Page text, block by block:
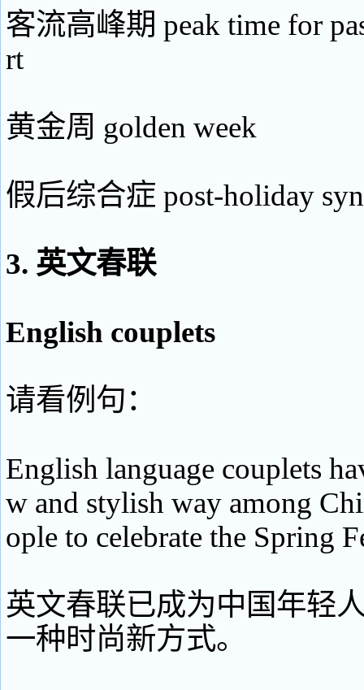
客流高峰期 peak time for
rt
黄金周 golden week
假后综合症 post-holiday
3. 英文春联
English couplets
请看例句：
English language couplets
w and stylish way among
ople to celebrate the Spring
英文春联已成为中国年轻
一种时尚新方式。